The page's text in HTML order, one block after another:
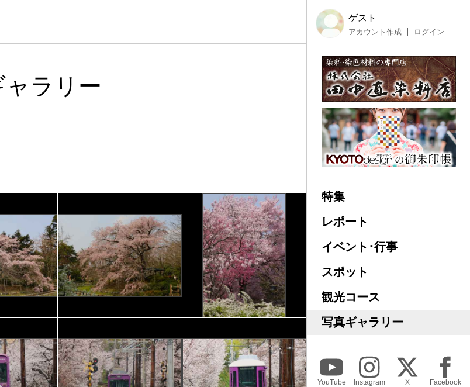
ラリー
ゲスト
アカウント作成 ログイン
特集
レポート
イベント･行事
スポット
観光コース
写真ギャラリー
YouTube Instagram X Facebook